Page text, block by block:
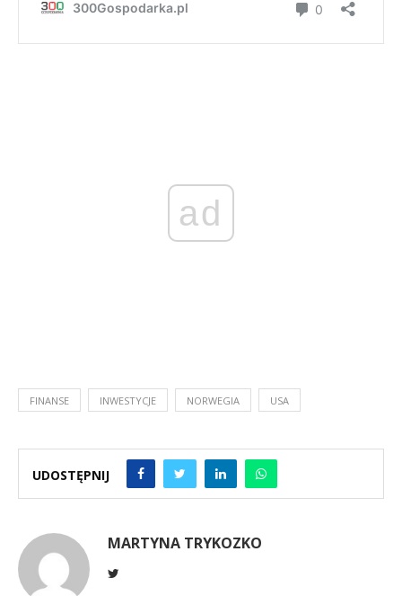
ad
FINANSE INWESTYCJE NORWEGIA USA
UDOSTĘPNIJ
MARTYNA TRYKOZKO